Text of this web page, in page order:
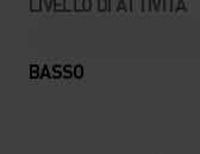
BASSO